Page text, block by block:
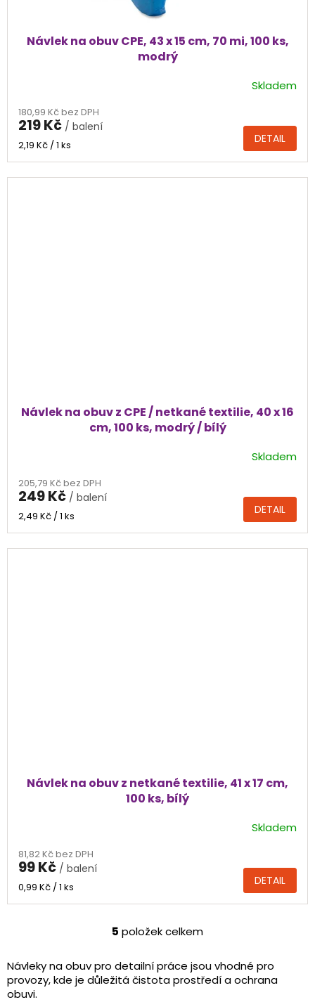
Návlek na obuv CPE, 43 x 15 cm, 70 mi, 100 ks,
modrý
produktu
je
5,0
Skladem
180,99 Kč bez DPH
219 Kč / balení
Měrná
2,19 Kč / 1 ks DETAIL
Návlek na obuv z CPE / netkané textilie, 40 x 16
cm, 100 ks, modrý / bílý
Skladem
205,79 Kč bez DPH
249 Kč / balení
Měrná
2,49 Kč / 1 ks DETAIL
Návlek na obuv z netkané textilie, 41 x 17 cm,
100 ks, bílý
Skladem
81,82 Kč bez DPH
99 Kč / balení
Měrná
0,99 Kč / 1 ks DETAIL
O
l
á
5 položek celkem
Návleky na obuv pro detailní práce jsou vhodné pro
provozy, kde je důležitá čistota prostředí a ochrana
obuvi.